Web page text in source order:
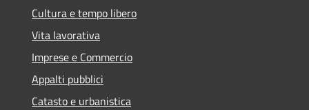
Cultura e tempo libero
Vita lavorativa
Imprese e Commercio
Appalti pubblici
Catasto e urbanistica